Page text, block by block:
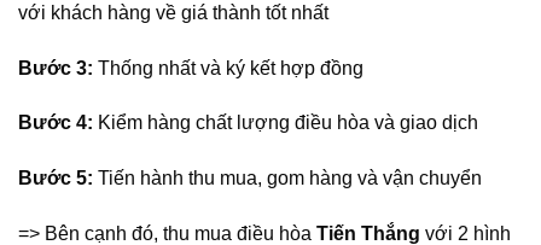
với khách hàng về giá thành tốt nhất
Bước 3: Thống nhất và ký kết hợp đồng
Bước 4: Kiểm hàng chất lượng điều hòa và giao dịch
Bước 5: Tiến hành thu mua, gom hàng và vận chuyển
=> Bên cạnh đó, thu mua điều hòa Tiến Thắng với 2 hình